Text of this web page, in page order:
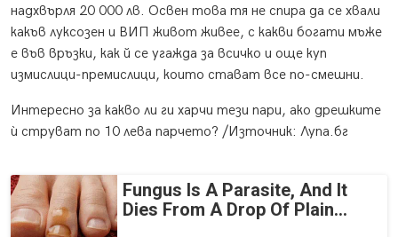
надхвърля 20 000 лв. Освен това тя не спира да се хвали
какъв луксозен и ВИП живот живее, с какви богати мъже
е във връзки, как й се угажда за всичко и още куп
измислици-премислици, които стават все по-смешни.
Интересно за какво ли ги харчи тези пари, ако дрешките
ѝ струват по 10 лева парчето? /Източник: Лупа.бг
Fungus Is A Parasite, And It
Dies From A Drop Of Plain...